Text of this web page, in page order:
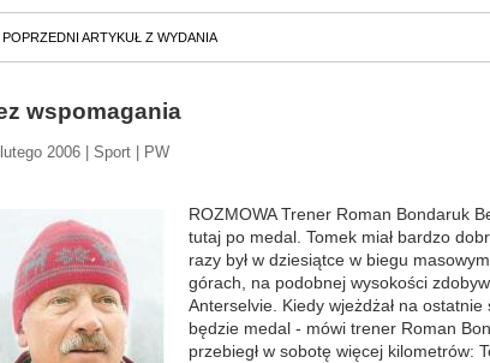
POPRZEDNI ARTYKUŁ Z WYDANIA
wspomagania
2006 | Sport | PW
ROZMOWA Trener Roman Bondaruk
tutaj po medal. Tomek miał bardzo
razy był w dziesiątce w biegu
górach, na podobnej wysokości
Anterselvie. Kiedy wjeżdżał na
będzie medal - mówi trener Roman
przebiegł w sobotę więcej kilometrów: